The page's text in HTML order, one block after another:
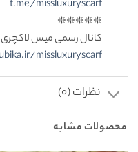
t.me/missluxuryscarf
❇️❇️❇️❇️❇️
کانال رسمی میس لاکچری
missluxuryscarf
نظرات (0)
محصولات مشابه